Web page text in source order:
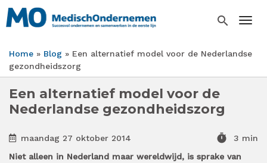
Overslaan
en
inhoud
gaan
search
Kruimelpad
Home Blog
Een alternatief model voor de Nederlandse
gezondheidszorg
Een alternatief model voor de
Nederlandse gezondheidszorg
maandag 27 oktober 2014 timer
3 min
Niet alleen in Nederland maar wereldwijd, is sprake van